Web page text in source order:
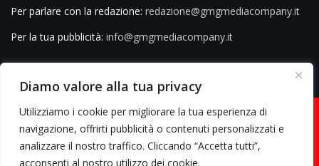
Diamo valore alla tua privacy
Utilizziamo i cookie per migliorare la tua esperienza di
navigazione, offrirti pubblicità o contenuti personalizzati e
analizzare il nostro traffico. Cliccando “Accetta tutti”,
acconsenti al nostro utilizzo dei cookie.
Per parlare con la redazione: redazione@gmgmediacompany.it
Per la tua pubblicità: info@gmgmediacompany.it
© 2026 GMG Media Company Di Mossutti Gianluca | Sede legale: Corso